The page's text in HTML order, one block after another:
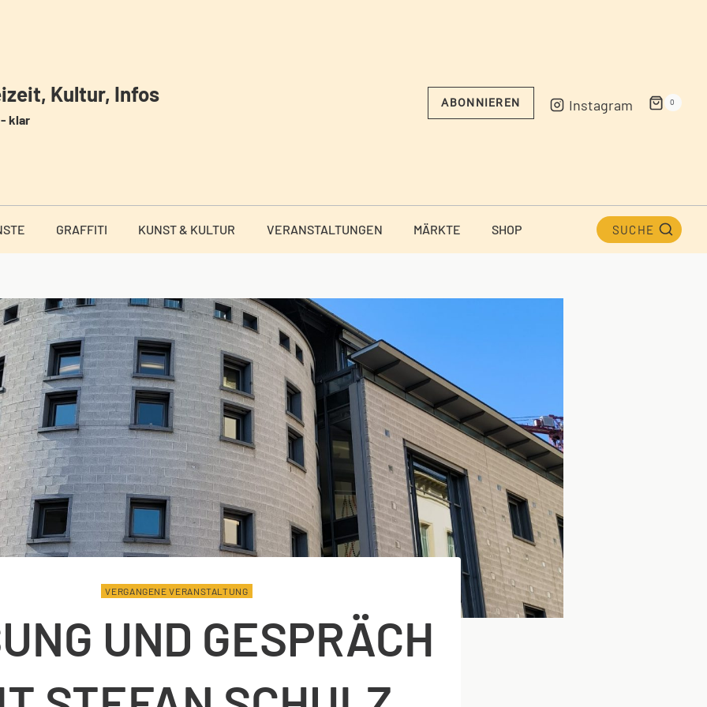
Kultur, Infos
klar
ABONNIEREN Instagram 0
GRAFFITI KUNST & KULTUR VERANSTALTUNGEN MÄRKTE SHOP SUCHE
VERGANGENE VERANSTALTUNG
UND GESPRÄCH